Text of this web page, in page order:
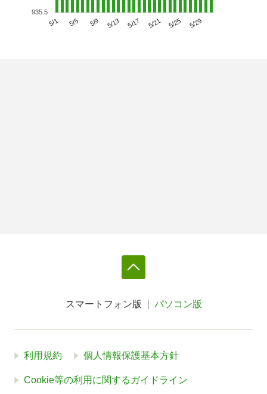
5/1 5/5 5/9 5/13 5/17 5/21 5/25 5/29
935.5
スマートフォン版 パソコン版
利用規約 個人情報保護基本方針
Cookie等の利用に関するガイドライン